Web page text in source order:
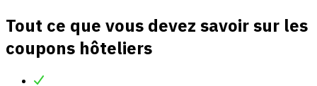
Tout ce que vous devez savoir sur les
coupons hôteliers